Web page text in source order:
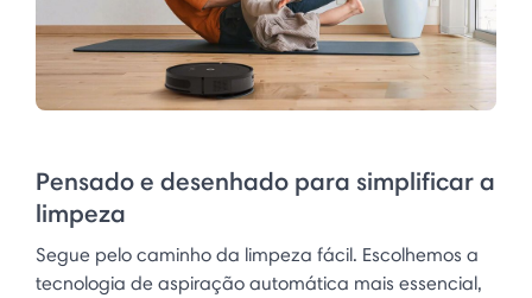
Pensado e desenhado para simplificar a
limpeza
Segue pelo caminho da limpeza fácil. Escolhemos a
tecnologia de aspiração automática mais essencial,